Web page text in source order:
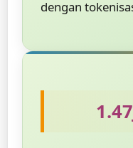
dengan